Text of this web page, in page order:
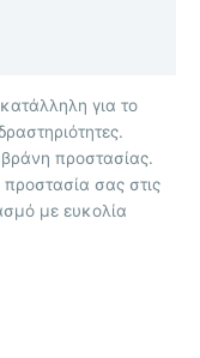
για το
προστασίας.
σας στις
με ευκολία